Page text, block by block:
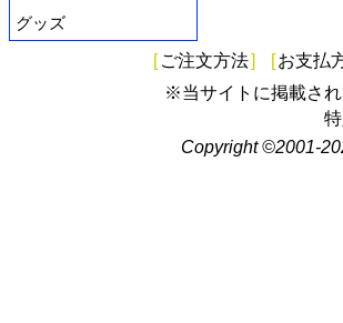
グッズ
[ ご注文方法] [お支払
※当サイトに掲載さ
Copyright ©2001-